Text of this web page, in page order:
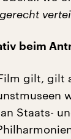
beim
gilt, gilt
Staats-